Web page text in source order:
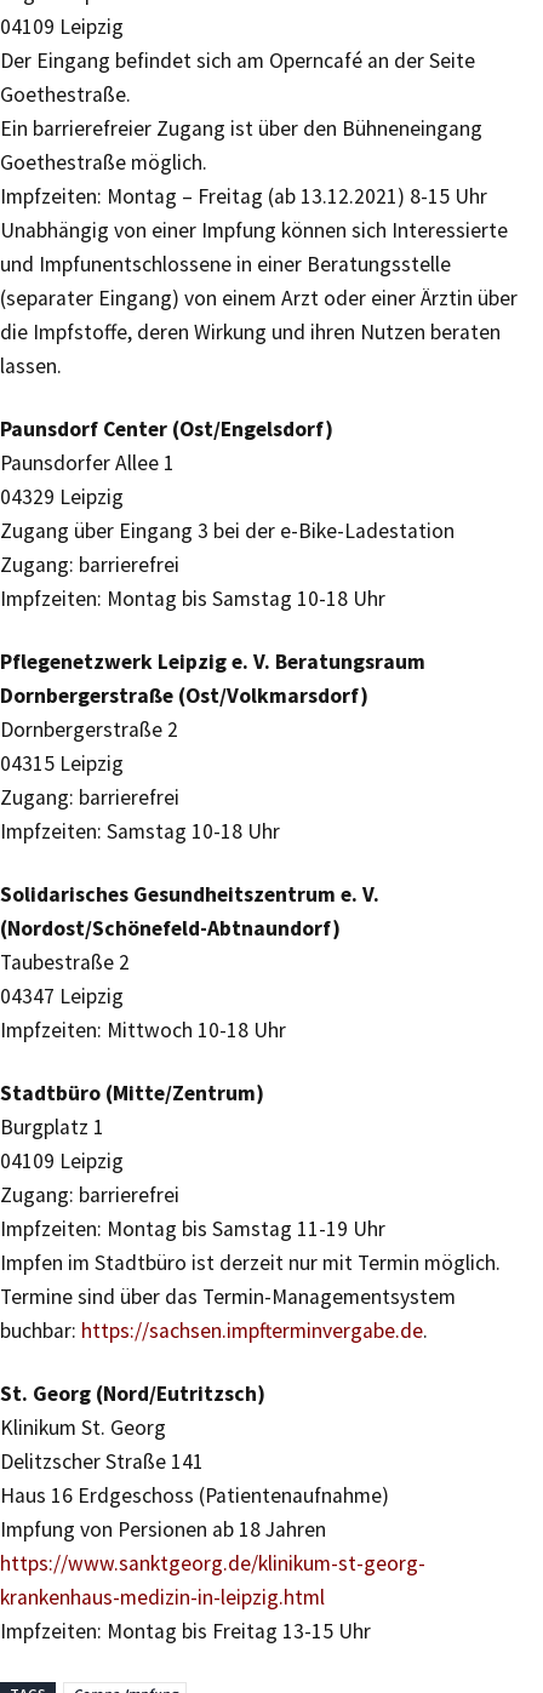
04109 Leipzig
Der Eingang befindet sich am Operncafé an der Seite
Goethestraße.
Ein barrierefreier Zugang ist über den Bühneneingang
Goethestraße möglich.
Impfzeiten: Montag – Freitag (ab 13.12.2021) 8-15 Uhr
Unabhängig von einer Impfung können sich Interessierte
und Impfunentschlossene in einer Beratungsstelle
(separater Eingang) von einem Arzt oder einer Ärztin über
die Impfstoffe, deren Wirkung und ihren Nutzen beraten
lassen.
Paunsdorf Center (Ost/Engelsdorf)
Paunsdorfer Allee 1
04329 Leipzig
Zugang über Eingang 3 bei der e-Bike-Ladestation
Zugang: barrierefrei
Impfzeiten: Montag bis Samstag 10-18 Uhr
Pflegenetzwerk Leipzig e. V. Beratungsraum
Dornbergerstraße (Ost/Volkmarsdorf)
Dornbergerstraße 2
04315 Leipzig
Zugang: barrierefrei
Impfzeiten: Samstag 10-18 Uhr
Solidarisches Gesundheitszentrum e. V.
(Nordost/Schönefeld-Abtnaundorf)
Taubestraße 2
04347 Leipzig
Impfzeiten: Mittwoch 10-18 Uhr
Stadtbüro (Mitte/Zentrum)
Burgplatz 1
04109 Leipzig
Zugang: barrierefrei
Impfzeiten: Montag bis Samstag 11-19 Uhr
Impfen im Stadtbüro ist derzeit nur mit Termin möglich.
Termine sind über das Termin-Managementsystem
buchbar: https://sachsen.impfterminvergabe.de.
St. Georg (Nord/Eutritzsch)
Klinikum St. Georg
Delitzscher Straße 141
Haus 16 Erdgeschoss (Patientenaufnahme)
Impfung von Persionen ab 18 Jahren
https://www.sanktgeorg.de/klinikum-st-georg-
krankenhaus-medizin-in-leipzig.html
Impfzeiten: Montag bis Freitag 13-15 Uhr